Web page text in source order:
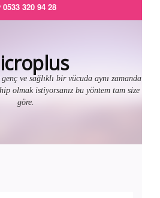
0533 320 94 28
ve sağlıklı bir vücuda aynı zamanda
olmak istiyorsanız bu yöntem tam size
göre.